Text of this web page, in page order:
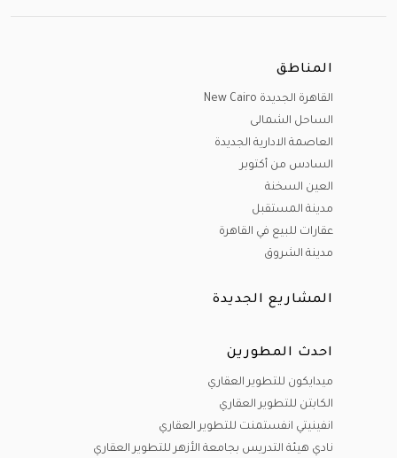
المناطق
القاهرة الجديدة New Cairo
الساحل الشمالى
العاصمة الادارية الجديدة
السادس من أكتوبر
العين السخنة
مدينة المستقبل
عقارات للبيع في القاهرة
مدينة الشروق
المشاريع الجديدة
احدث المطورين
ميدايكون للتطوير العقاري
الكابتن للتطوير العقاري
انفينيتي انفستمنت للتطوير العقاري
نادي هيئة التدريس بجامعة الأزهر للتطوير العقاري